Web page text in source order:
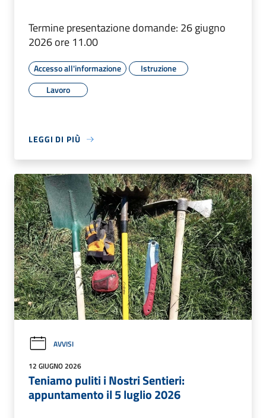
Termine presentazione domande: 26 giugno
2026 ore 11.00
Accesso all'informazione
Istruzione
Lavoro
LEGGI DI PIÙ
AVVISI
12 GIUGNO 2026
Teniamo puliti i Nostri Sentieri:
appuntamento il 5 luglio 2026